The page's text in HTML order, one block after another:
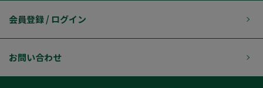
会員登録 / ログイン
お問い合わせ